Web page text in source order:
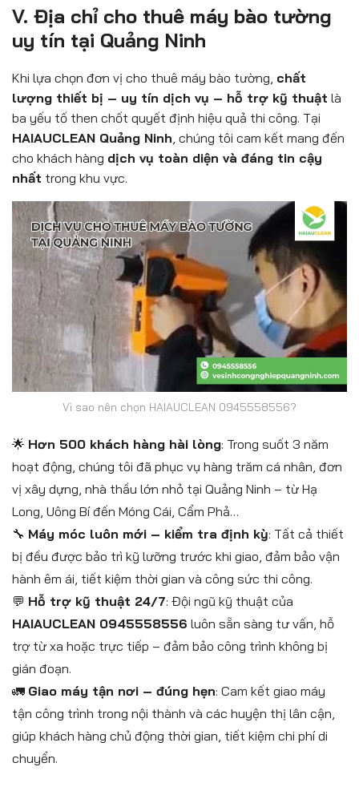
V. Địa chỉ cho thuê máy bào tường
uy tín tại Quảng Ninh
Khi lựa chọn đơn vị cho thuê máy bào tường, chất
lượng thiết bị – uy tín dịch vụ – hỗ trợ kỹ thuật là
ba yếu tố then chốt quyết định hiệu quả thi công. Tại
HAIAUCLEAN Quảng Ninh , chúng tôi cam kết mang đến
cho khách hàng dịch vụ toàn diện và đáng tin cậy
nhất trong khu vực.
Vì sao nên chọn HAIAUCLEAN 0945558556?
🌟 Hơn 500 khách hàng hài lòng: Trong suốt 3 năm
hoạt động, chúng tôi đã phục vụ hàng trăm cá nhân, đơn
vị xây dựng, nhà thầu lớn nhỏ tại Quảng Ninh – từ Hạ
Long, Uông Bí đến Móng Cái, Cẩm Phả…
🔧 Máy móc luôn mới – kiểm tra định kỳ: Tất cả thiết
bị đều được bảo trì kỹ lưỡng trước khi giao, đảm bảo vận
hành êm ái, tiết kiệm thời gian và công sức thi công.
💬 Hỗ trợ kỹ thuật 24/7: Đội ngũ kỹ thuật của
HAIAUCLEAN 0945558556 luôn sẵn sàng tư vấn, hỗ
trợ từ xa hoặc trực tiếp – đảm bảo công trình không bị
gián đoạn.
🚛 Giao máy tận nơi – đúng hẹn: Cam kết giao máy
tận công trình trong nội thành và các huyện thị lân cận,
giúp khách hàng chủ động thời gian, tiết kiệm chi phí di
chuyển.